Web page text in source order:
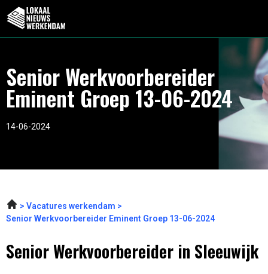
Senior Werkvoorbereider
Eminent Groep 13-06-2024
14-06-2024
Vacatures werkendam
Senior Werkvoorbereider Eminent Groep 13-06-2024
Senior Werkvoorbereider in Sleeuwijk